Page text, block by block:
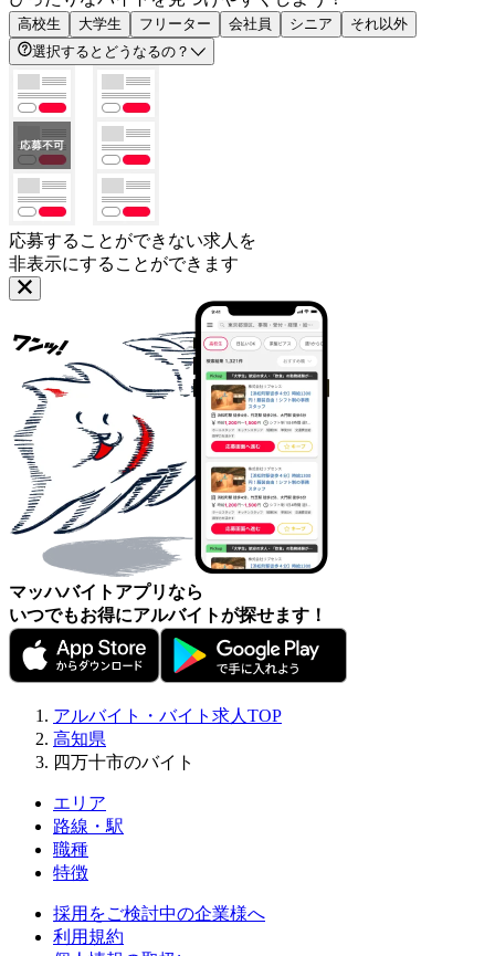
高校生 大学生 フリーター 会社員 シニア
それ以外
選択するとどうなるの？
応募することができない求人を
非表示にすることができます
マッハバイトアプリなら
いつでもお得にアルバイトが探せます！
アルバイト・バイト求人TOP
高知県
四万十市のバイト
エリア
路線・駅
職種
特徴
採用をご検討中の企業様へ
利用規約